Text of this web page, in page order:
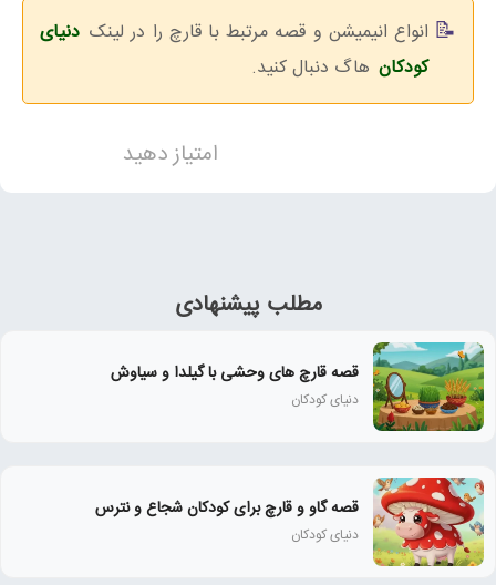
انواع انیمیشن و قصه مرتبط با قارچ را در لینک دنیای
کودکان هاگ دنبال کنید.
امتیاز دهید
مطلب پیشنهادی
قصه قارچ های وحشی با گیلدا و سیاوش
دنیای کودکان
قصه گاو و قارچ برای کودکان شجاع و نترس
دنیای کودکان